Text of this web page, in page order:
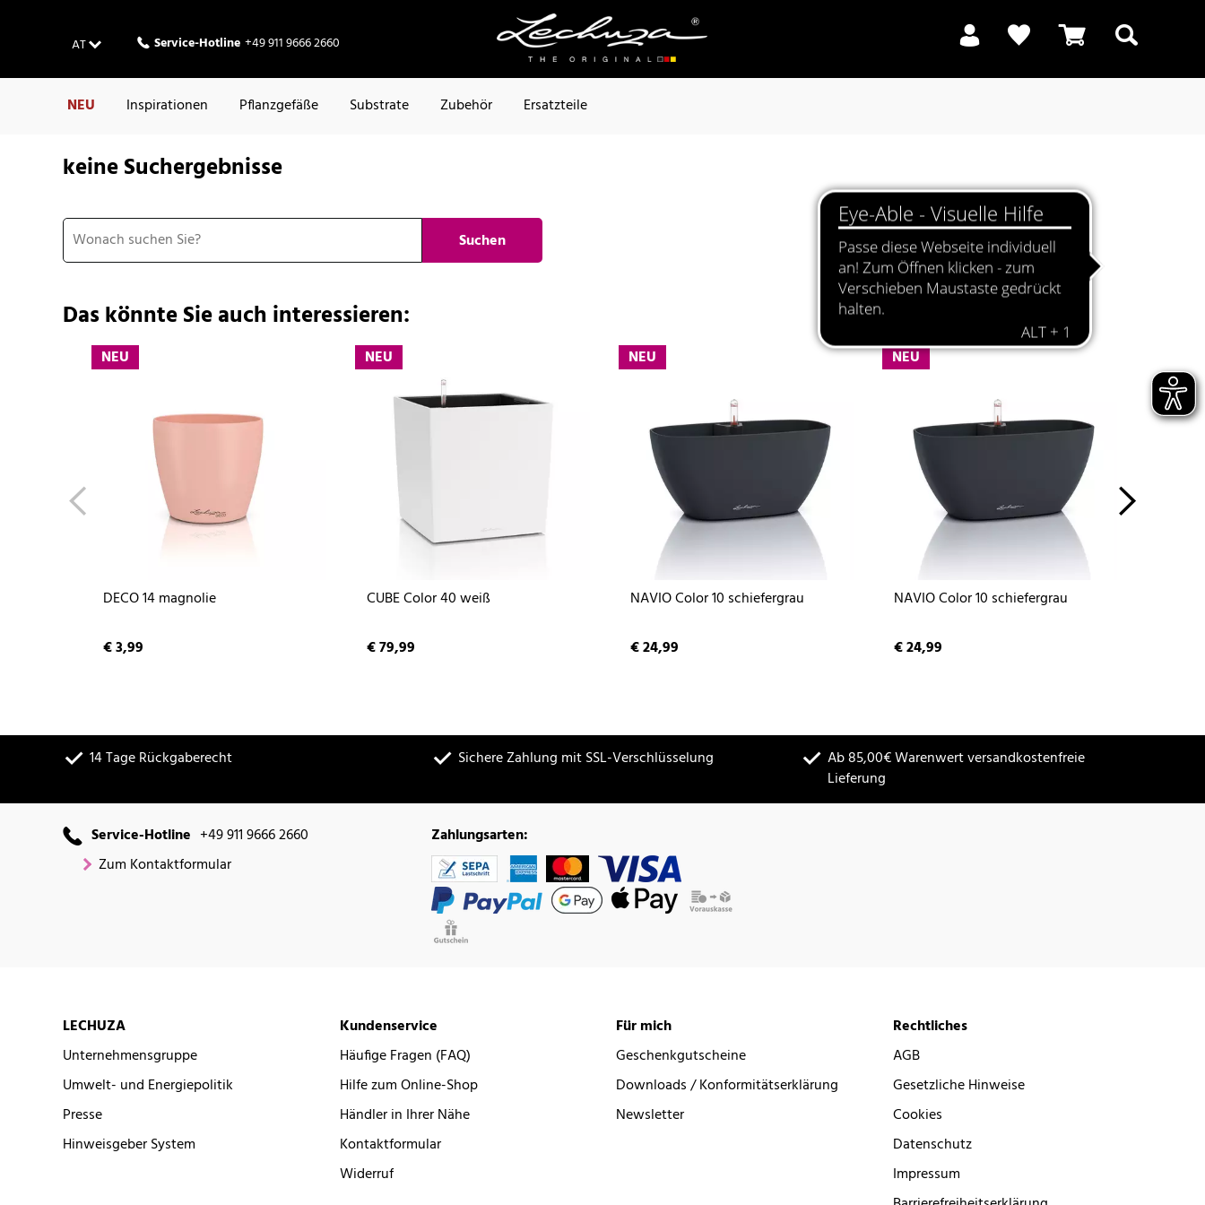
AT Service-Hotline +49 911 9666 2660
NEU Inspirationen Pflanzgefäße Substrate Zubehör Ersatzteile
Suchen
keine Suchergebnisse
Suchen
Das könnte Sie auch interessieren:
NEU
DECO 14 magnolie
€ 3,99
NEU
CUBE Color 40 weiß
€ 79,99
NEU
NAVIO Color 10 schiefergrau
€ 24,99
NEU
NAVIO Color 10 schiefergrau
€ 24,99
14 Tage Rückgaberecht Sichere Zahlung mit SSL-Verschlüsselung
Ab 85,00€ Warenwert versandkostenfreie
Lieferung
Service-Hotline +49 911 9666 2660
Zum Kontaktformular
Zahlungsarten:
LECHUZA
Unternehmensgruppe
Umwelt- und Energiepolitik
Presse
Hinweisgeber System
Kundenservice
Häufige Fragen (FAQ)
Hilfe zum Online-Shop
Händler in Ihrer Nähe
Kontaktformular
Widerruf
Für mich
Geschenkgutscheine
Downloads / Konformitätserklärung
Newsletter
Rechtliches
AGB
Gesetzliche Hinweise
Cookies
Datenschutz
Impressum